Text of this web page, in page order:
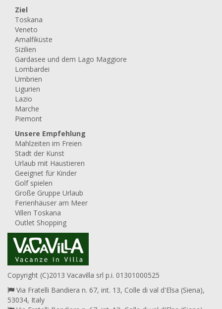
Ziel
Toskana
Veneto
Amalfiküste
Sizilien
Gardasee und dem Lago Maggiore
Lombardei
Umbrien
Ligurien
Lazio
Marche
Piemont
Unsere Empfehlung
Mahlzeiten im Freien
Stadt der Kunst
Urlaub mit Haustieren
Geeignet für Kinder
Golf spielen
Große Gruppe Urlaub
Ferienhäuser am Meer
Villen Toskana
Outlet Shopping
Copyright (C)2013 Vacavilla srl p.i. 01301000525
Via Fratelli Bandiera n. 67, int. 13, Colle di val d'Elsa (Siena),
53034, Italy